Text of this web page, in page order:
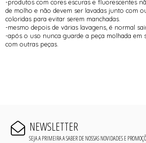
-produtos com cores escuras e fluorescentes
de molho e não devem ser lavadas junto com
coloridas para evitar serem manchadas.
-mesmo depois de várias lavagens, é normal
-após o uso nunca guarde a peça molhada em
com outras peças.
NEWSLETTER
SEJA A PRIMEIRA A SABER DE NOSSAS NOVIDADES E